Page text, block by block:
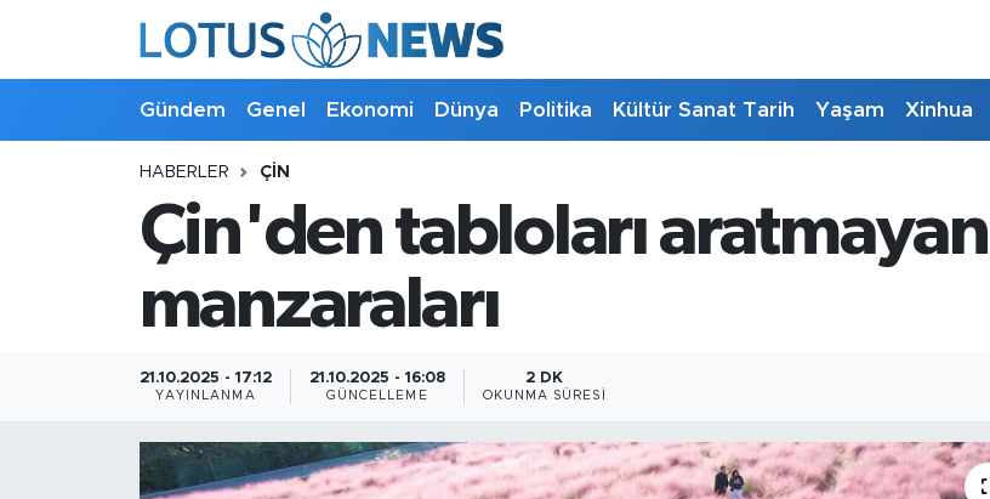
Gündem Genel Ekonomi Dünya Politika Kültür Sanat Tarih Yaşam Xinhua
HABERLER ÇIN
Çin'den tabloları
manzaraları
21.10.2025 - 17:12
YAYINLANMA
21.10.2025 - 16:08
GÜNCELLEME
2 DK
OKUNMA SÜRESI
Bilim ve Teknoloji